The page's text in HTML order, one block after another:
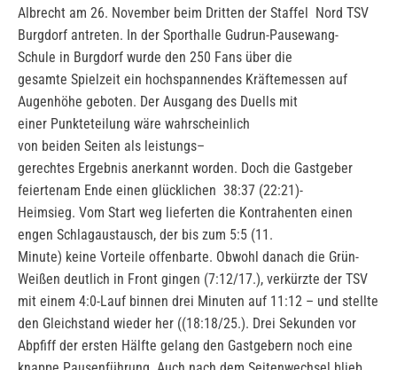
Albrecht am 26. November beim Dritten der Staffel Nord TSV
Burgdorf antreten. In der Sporthalle Gudrun-Pausewang-
Schule in Burgdorf wurde den 250 Fans über die
gesamte Spielzeit ein hochspannendes Kräftemessen auf
Augenhöhe geboten. Der Ausgang des Duells mit
einer Punkteteilung wäre wahrscheinlich
von beiden Seiten als leistungs–
gerechtes Ergebnis anerkannt worden. Doch die Gastgeber
feiertenam Ende einen glücklichen 38:37 (22:21)-
Heimsieg. Vom Start weg lieferten die Kontrahenten einen
engen Schlagaustausch, der bis zum 5:5 (11.
Minute) keine Vorteile offenbarte. Obwohl danach die Grün-
Weißen deutlich in Front gingen (7:12/17.), verkürzte der TSV
mit einem 4:0-Lauf binnen drei Minuten auf 11:12 – und stellte
den Gleichstand wieder her ((18:18/25.). Drei Sekunden vor
Abpfiff der ersten Hälfte gelang den Gastgebern noch eine